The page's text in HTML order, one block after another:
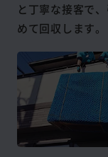
と丁寧な接客で
めて回収します。